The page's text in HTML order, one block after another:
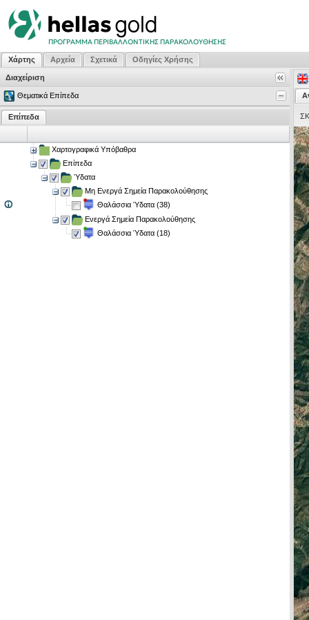
Χάρτης Αρχεία Σχετικά Οδηγίες Χρήσης
Διαχείριση
Θεματικά Επίπεδα
Επίπεδα
Χαρτογραφικά Υπόβαθρα
Επίπεδα
Ύδατα
Μη Ενεργά Σημεία Παρακολούθησης
Θαλάσσια Ύδατα (38)
Ενεργά Σημεία Παρακολούθησης
Θαλάσσια Ύδατα (18)